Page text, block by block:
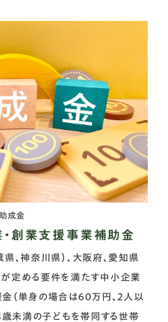
助成金
創業支援事業補助金
、神奈川県）、大阪府、愛知県
定める要件を満たす中小企業
（単身の場合は60万円、2人以
未満の子どもを帯同する世帯